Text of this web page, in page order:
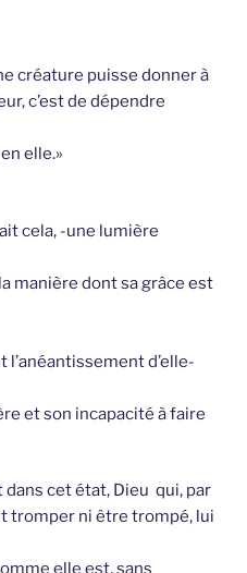
créature puisse donner à
c’est de dépendre
elle.»
cela, -une lumière
manière dont sa grâce est
l’anéantissement d’elle-
et son incapacité à faire
dans cet état, Dieu qui, par
tromper ni être trompé, lui
elle est, sans